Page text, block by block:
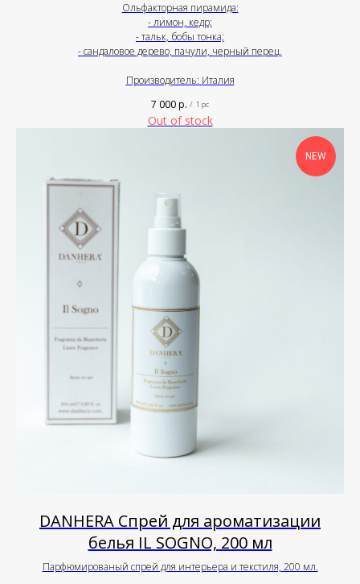
Ольфакторная пирамида:
- лимон, кедр;
- тальк, бобы тонка;
- сандаловое дерево, пачули, черный перец.
Производитель: Италия
7 000р. / 1 pc
Out of stock
NEW
DANHERA Спрей для ароматизации
белья IL SOGNO, 200 мл
Парфюмированый спрей для интерьера и текстиля, 200 мл.